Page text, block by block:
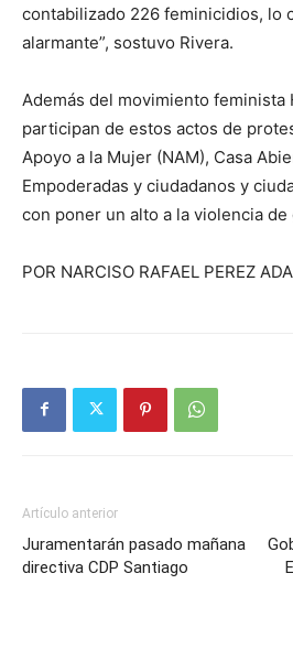
contabilizado 226 feminicidios, lo
alarmante”, sostuvo Rivera.
Además del movimiento feminista
participan de estos actos de
Apoyo a la Mujer (NAM), Casa
Empoderadas y ciudadanos y
con poner un alto a la violencia
POR NARCISO RAFAEL PEREZ
Artículo anterior
Juramentarán pasado mañana
directiva CDP Santiago